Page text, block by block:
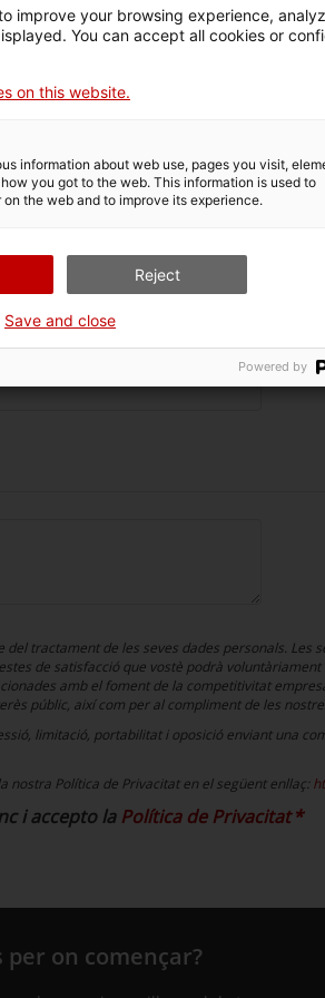
del tractament de les seves dades personals.
de satisfacció que vostè podrà
amb el foment de la competitivitat
públic, així com per al compliment de les
limitació, portabilitat i oposició enviant una
nostra Política de Privacitat en el següent enllaç:
i accepto la Política de Privacitat
per on començar?
improve your browsing experience,
You can accept all cookies or
on this website.
information about web use, pages you visit,
you got to the web. This information is used to
the web and to improve its experience.
Reject
Save and close
Powered by